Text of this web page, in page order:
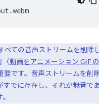
べての音声ストリームを削除
（動画をアニメーション GIF
要です。音声ストリームを削
でに存在し、それが無音で